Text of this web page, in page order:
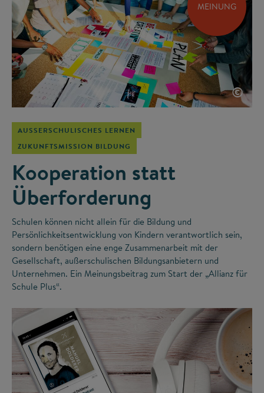
MEINUNG
©
AUSSERSCHULISCHES LERNEN
ZUKUNFTSMISSION BILDUNG
Kooperation statt
Überforderung
Schulen können nicht allein für die Bildung und
Persönlichkeitsentwicklung von Kindern verantwortlich sein,
sondern benötigen eine enge Zusammenarbeit mit der
Gesellschaft, außerschulischen Bildungsanbietern und
Unternehmen. Ein Meinungsbeitrag zum Start der „Allianz für
Schule Plus“.